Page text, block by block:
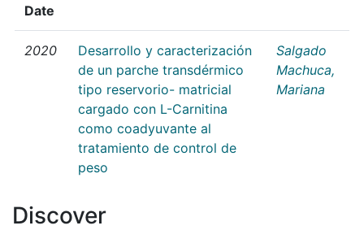
Date
2020
Desarrollo y caracterización
de un parche transdérmico
tipo reservorio- matricial
cargado con L-Carnitina
como coadyuvante al
tratamiento de control de
peso
Salgado
Machuca,
Mariana
Discover